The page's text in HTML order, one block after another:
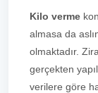
Kilo verme
almasa da
olmaktadır.
gerçekten
verilere göre